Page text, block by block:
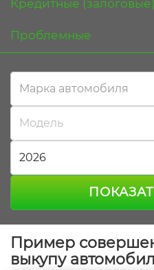
Кредитные (залоговые)
Проблемные
Марка автомобиля
Модель
2026
Пример
выкупу